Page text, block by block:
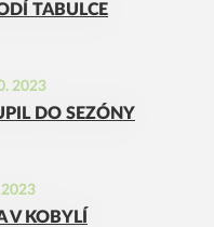
TABULCE
2023
DO SEZÓNY
2023
V KOBYLÍ